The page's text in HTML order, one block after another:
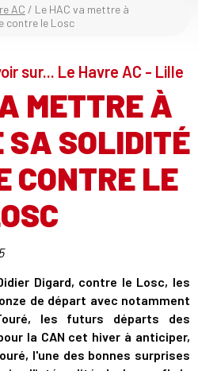
AC / Le HAC va mettre à
contre le Losc
sur... Le Havre AC - Lille
METTRE À
SA SOLIDITÉ
CONTRE LE
Digard, contre le Losc, les
de départ avec notamment
les futurs départs des
la CAN cet hiver à anticiper,
l'une des bonnes surprises